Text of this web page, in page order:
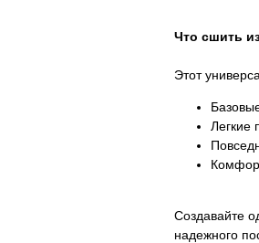
Что сшить
Этот
Легкие
Создавайте
надежного